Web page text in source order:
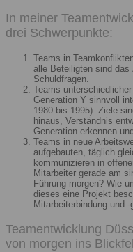
In meiner
drei Schwerpunkte:
Teams in
alle Beteiligten sind das
Schuldfragen.
Teams
Generation Y sinnvoll
1980 bis 1995). Ziele
hinaus, Verständnis
Generation erkennen
Teams in neue
aufgebauten, täglich
kommunizieren in
Mitarbeiter gerade am
Führung morgen? Wie
dieses eine Projekt
Mitarbeiterbindung und
Teamentwicklung
von morgen ins